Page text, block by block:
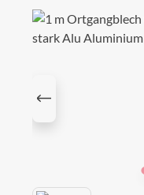
Bildergalerie